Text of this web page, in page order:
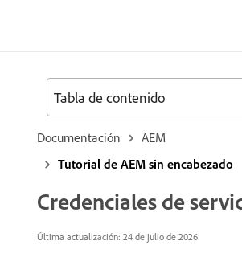
Documentación
AEM
Tutorial de AEM sin encabezado
Credenciales de
Última actualización: 24 de julio de 2026
Tabla de contenido